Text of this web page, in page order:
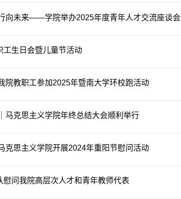
向未来——学院举办2025年度青年人才交流座谈会
工生日会暨儿童节活动
教职工参加2025年暨南大学环校跑活动
马克思主义学院年终总结大会顺利举行
思主义学院开展2024年重阳节慰问活动
慰问我院高层次人才和青年教师代表